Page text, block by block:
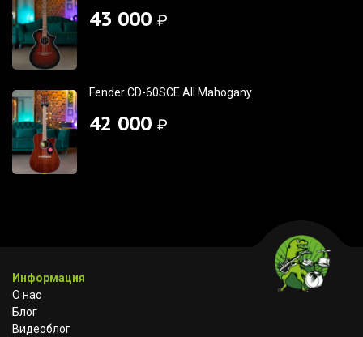
43 000 ₽
Fender CD-60SCE All Mahogany
42 000 ₽
Информация
О нас
Блог
Видеоблог